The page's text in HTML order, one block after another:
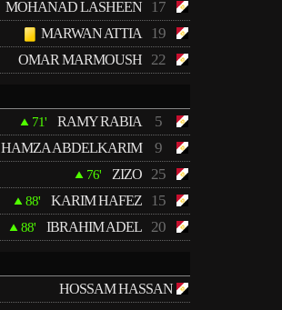
MOHANAD LASHEEN 17
MARWAN ATTIA 19
OMAR MARMOUSH 22
71' RAMY RABIA 5
HAMZA ABDELKARIM 9
76' ZIZO 25
88' KARIM HAFEZ 15
88' IBRAHIM ADEL 20
HOSSAM HASSAN